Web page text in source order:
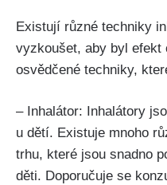
Existují různé techniky
vyzkoušet, aby byl efekt‍
osvědčené techniky,
– Inhalátor: Inhalátory
⁣u dětí. Existuje ‌mnoho
trhu, které jsou​ snadno
děti. Doporučuje se